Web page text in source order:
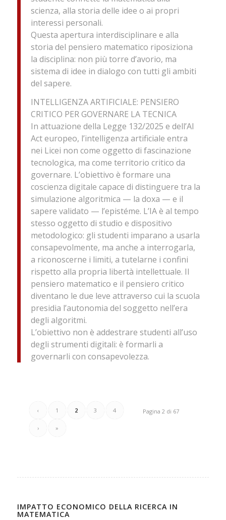
scienza, alla storia delle idee o ai propri
interessi personali.
Questa apertura interdisciplinare e alla
storia del pensiero matematico riposiziona
la disciplina: non più torre d’avorio, ma
sistema di idee in dialogo con tutti gli ambiti
del sapere.
INTELLIGENZA ARTIFICIALE: PENSIERO
CRITICO PER GOVERNARE LA TECNICA
In attuazione della Legge 132/2025 e dell’AI
Act europeo, l’intelligenza artificiale entra
nei Licei non come oggetto di fascinazione
tecnologica, ma come territorio critico da
governare. L’obiettivo è formare una
coscienza digitale capace di distinguere tra la
simulazione algoritmica — la doxa — e il
sapere validato — l’epistéme. L’IA è al tempo
stesso oggetto di studio e dispositivo
metodologico: gli studenti imparano a usarla
consapevolmente, ma anche a interrogarla,
a riconoscerne i limiti, a tutelarne i confini
rispetto alla propria libertà intellettuale. Il
pensiero matematico e il pensiero critico
diventano le due leve attraverso cui la scuola
presidia l’autonomia del soggetto nell’era
degli algoritmi.
L’obiettivo non è addestrare studenti all’uso
degli strumenti digitali: è formarli a
governarli con consapevolezza.
Pagina 2 di 67
‹ 1 2 3 4
› »
IMPATTO ECONOMICO DELLA RICERCA IN
MATEMATICA